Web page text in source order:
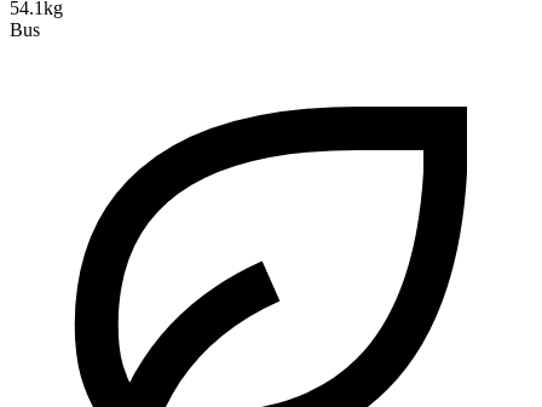
54.1kg
Bus